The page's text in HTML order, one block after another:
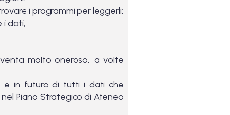
i programmi per leggerli;
i dati,
molto oneroso, a volte
e in futuro di tutti i dati che
Piano Strategico di Ateneo